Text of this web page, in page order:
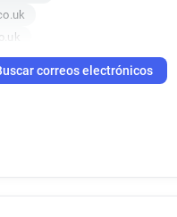
correos electrónicos